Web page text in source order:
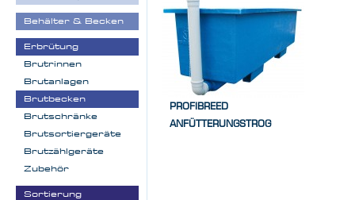
PROFIBREED
ANFÜTTERUNGSTROG
Behälter & Becken
Erbrütung
Brutrinnen
Brutanlagen
Brutbecken
Brutschränke
Brutsortiergeräte
Brutzählgeräte
Zubehör
Sortierung